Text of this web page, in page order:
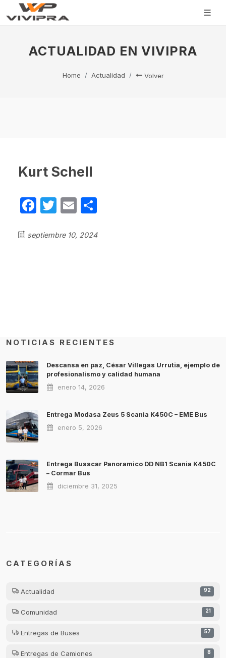
ACTUALIDAD EN VIVIPRA
Home Actualidad Volver
Kurt Schell
Facebook
Twitter
Email
septiembre 10, 2024
NOTICIAS RECIENTES
Descansa en paz, César Villegas Urrutia, ejemplo de
profesionalismo y calidad humana
enero 14, 2026
Entrega Modasa Zeus 5 Scania K450C – EME Bus
enero 5, 2026
Entrega Busscar Panoramico DD NB1 Scania K450C
– Cormar Bus
diciembre 31, 2025
CATEGORÍAS
Actualidad 92
Comunidad 21
Entregas de Buses 57
Entregas de Camiones 8